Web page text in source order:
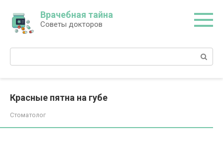
контенту
Врачебная тайна
Советы докторов
Поиск:
Красные пятна на губе
Стоматолог